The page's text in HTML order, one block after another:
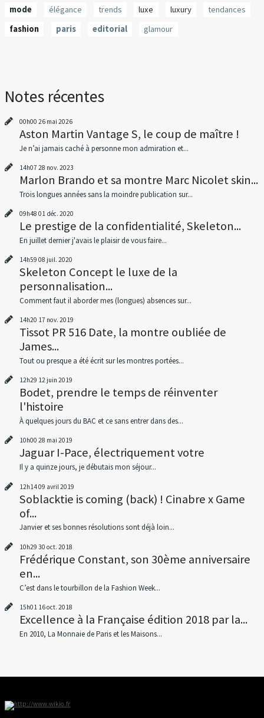
mode élégance trends luxe luxury
tendances
fashion
paris editorial glamour
Notes récentes
00h00 26 mai 2026
Aston Martin Vantage S, le coup de maître !
Je n’ai jamais caché à personne mon admiration et...
14h07 28 nov. 2023
Marlon Brando et sa montre Marc Nicolet skin...
Trois longues années sans la moindre publication sur...
09h48 01 déc. 2020
Le prestige de la confidentialité, Skeleton...
En juillet dernier j'avais le plaisir de vous faire...
14h59 08 juil. 2020
Skeleton Concept le luxe de la
personnalisation...
Comment faut il aborder mes (longues) absences sur...
14h20 17 nov. 2019
Tissot PR 516 Date, la montre oubliée de
James...
Tout ou presque a été écrit sur les montres portées...
12h29 12 juin 2019
Bodet, prendre le temps de réinventer
l'histoire
À quelques jours du BAC et ce sans entrer dans des...
10h00 28 mai 2019
Jaguar I-Pace, électriquement votre
Il y a quinze jours, je débutais mon séjour...
12h1409 avril 2019
Soblacktie is coming (back) ! Cinabre x Game
of...
Janvier et ses bonnes résolutions sont déjà loin...
10h29 30 oct. 2018
Frédérique Constant, son 30ème anniversaire
en...
C’est dans le tourbillon de la Fashion Week...
15h01 16oct. 2018
Excellence à la Française édition 2018 par la...
En 2010, La Monnaie de Paris et les Maisons...